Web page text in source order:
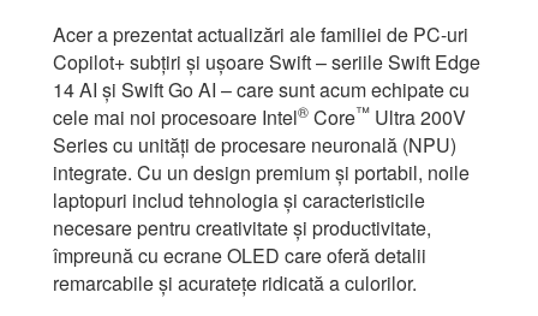
Acer a prezentat actualizări ale familiei de PC-uri
Copilot+ subțiri și ușoare Swift – seriile Swift Edge
14 AI și Swift Go AI – care sunt acum echipate cu
cele mai noi procesoare Intel® Core™ Ultra 200V
Series cu unități de procesare neuronală (NPU)
integrate. Cu un design premium și portabil, noile
laptopuri includ tehnologia și caracteristicile
necesare pentru creativitate și productivitate,
împreună cu ecrane OLED care oferă detalii
remarcabile și acuratețe ridicată a culorilor.